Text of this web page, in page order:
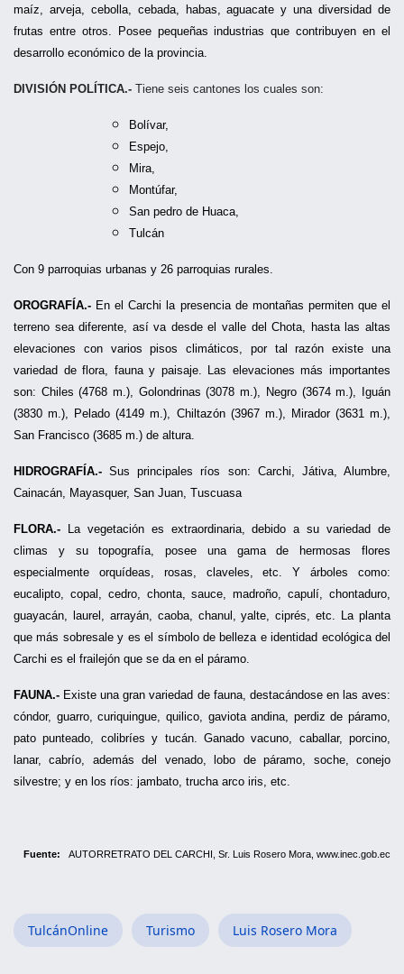
maíz, arveja, cebolla, cebada, habas, aguacate y una diversidad de
frutas entre otros. Posee pequeñas industrias que contribuyen en el
desarrollo económico de la provincia.
DIVISIÓN POLÍTICA.- Tiene seis cantones los cuales son:
Bolívar,
Espejo,
Mira,
Montúfar,
San pedro de Huaca,
Tulcán
Con 9 parroquias urbanas y 26 parroquias rurales.
OROGRAFÍA.- En el Carchi la presencia de montañas permiten que el
terreno sea diferente, así va desde el valle del Chota, hasta las altas
elevaciones con varios pisos climáticos, por tal razón existe una
variedad de flora, fauna y paisaje. Las elevaciones más importantes
son: Chiles (4768 m.), Golondrinas (3078 m.), Negro (3674 m.), Iguán
(3830 m.), Pelado (4149 m.), Chiltazón (3967 m.), Mirador (3631 m.),
San Francisco (3685 m.) de altura.
HIDROGRAFÍA.- Sus principales ríos son: Carchi, Játiva, Alumbre,
Cainacán, Mayasquer, San Juan, Tuscuasa
FLORA.- La vegetación es extraordinaria, debido a su variedad de
climas y su topografía, posee una gama de hermosas flores
especialmente orquídeas, rosas, claveles, etc. Y árboles como:
eucalipto, copal, cedro, chonta, sauce, madroño, capulí, chontaduro,
guayacán, laurel, arrayán, caoba, chanul, yalte, ciprés, etc. La planta
que más sobresale y es el símbolo de belleza e identidad ecológica del
Carchi es el frailejón que se da en el páramo.
FAUNA.- Existe una gran variedad de fauna, destacándose en las aves:
cóndor, guarro, curiquingue, quilico, gaviota andina, perdiz de páramo,
pato punteado, colibríes y tucán. Ganado vacuno, caballar, porcino,
lanar, cabrío, además del venado, lobo de páramo, soche, conejo
silvestre; y en los ríos: jambato, trucha arco iris, etc.
Fuente: AUTORRETRATO DEL CARCHI, Sr. Luis Rosero Mora, www.inec.gob.ec
TulcánOnline Turismo Luis Rosero Mora